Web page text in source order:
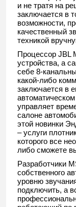
и не тратя на
заключается в
возможности,
качественный
техникой
Процессор JBL
устройства, а
себе 8-
какой-либо
заключается в
управляет
салоне
этой новинки
– услуги
которого все
либо сможете
Разработчики
собственного
уровню
подключить, а